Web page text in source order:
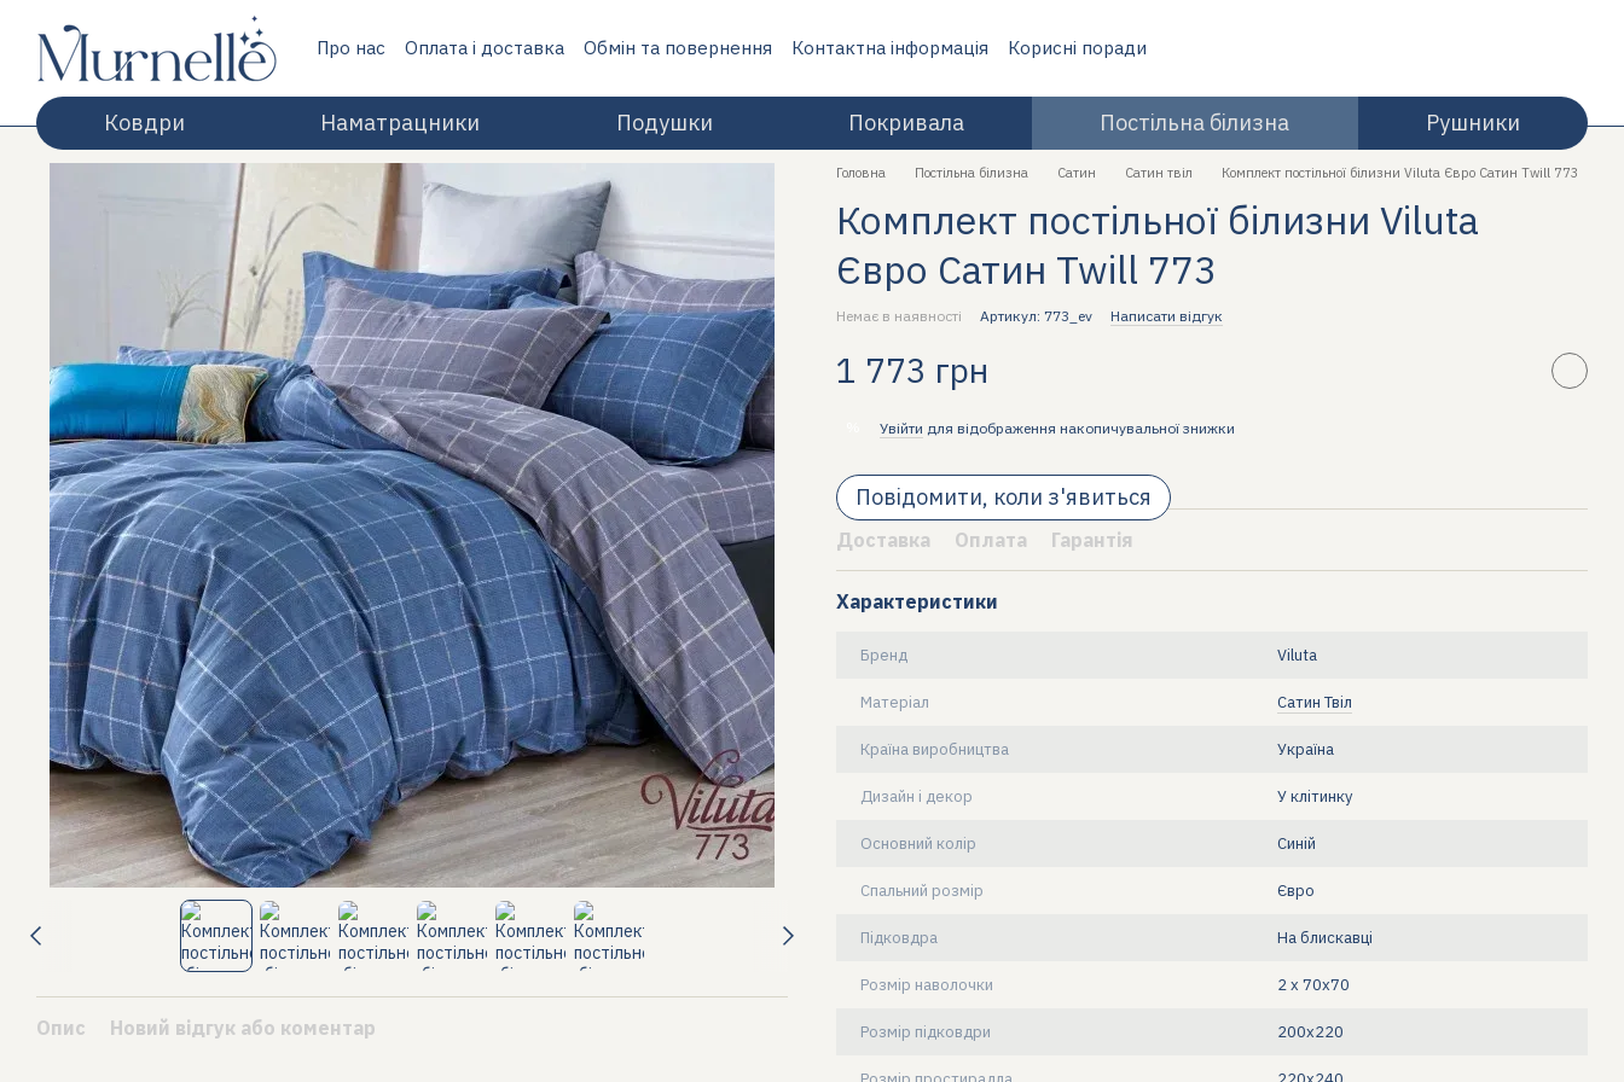
Перейти до основного контенту
Про нас Оплата і доставка Обмін та повернення Контактна інформація
Корисні поради
Ковдри Наматрацники Подушки Покривала Постільна білизна Рушники
Опис Новий відгук або коментар
Головна Постільна білизна Сатин Сатин твіл Комплект постільної білизни Viluta Євро Сатин Twill 773
Комплект постільної білизни Viluta
Євро Сатин Twill 773
Немає в наявності Артикул: 773_ev Написати відгук
1 773 грн
Увійти для відображення накопичувальної знижки
Повідомити, коли з'явиться
Доставка Оплата Гарантія
Характеристики
Бренд Viluta
Матеріал Сатин Твіл
Країна виробництва Україна
Дизайн і декор У клітинку
Основний колір Синій
Спальний розмір Євро
Підковдра На блискавці
Розмір наволочки 2 х 70х70
Розмір підковдри 200х220